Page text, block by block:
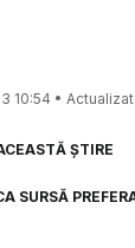
10:54 • Actualizat
ȘTIRE
SURSĂ